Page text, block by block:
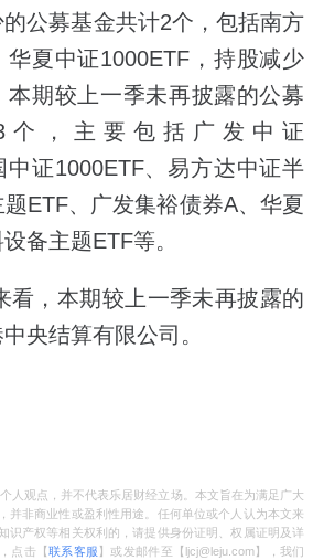
公募基金共计2个，包括南方
华夏中证1000ETF，持股减少
本期较上一季未再披露的公募
个，主要包括广发中证
中证1000ETF、易方达中证半
ETF、广发集裕债券A、华夏
备主题ETF等。
，本期较上一季未再披露的
央结算有限公司。
人观点，并不代表乐居财经立场。本文旨在为满足广大
并非商业性或盈利性用途。任何单位或个人认为本文来
识产权等相关权利的，请提供身份证明、权属证明及详
点击【联系客服 】或发邮件至【ljcj@leju.com】，我们